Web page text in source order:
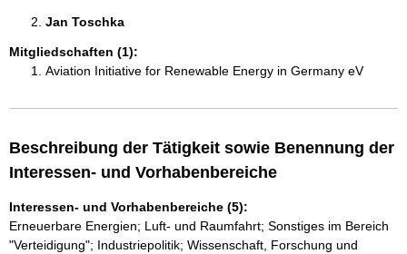
Jan Toschka
Mitgliedschaften (1):
Aviation Initiative for Renewable Energy in Germany eV
Beschreibung der Tätigkeit sowie Benennung der
Interessen- und Vorhabenbereiche
Interessen- und Vorhabenbereiche (5):
Erneuerbare Energien; Luft- und Raumfahrt; Sonstiges im Bereich
"Verteidigung"; Industriepolitik; Wissenschaft, Forschung und